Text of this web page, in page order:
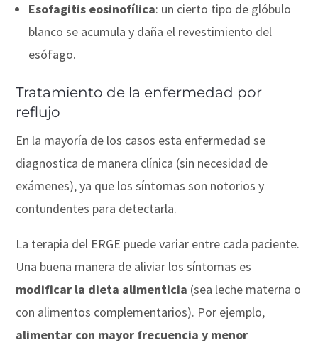
Esofagitis eosinofílica: un cierto tipo de glóbulo
blanco se acumula y daña el revestimiento del
esófago.
Tratamiento de la enfermedad por
reflujo
En la mayoría de los casos esta enfermedad se
diagnostica de manera clínica (sin necesidad de
exámenes), ya que los síntomas son notorios y
contundentes para detectarla.
La terapia del ERGE puede variar entre cada paciente.
Una buena manera de aliviar los síntomas es
modificar la dieta alimenticia (sea leche materna o
con alimentos complementarios). Por ejemplo,
alimentar con mayor frecuencia y menor